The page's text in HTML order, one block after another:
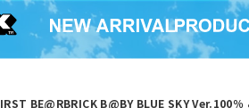
BE@RBRICK B@BY BLUE SKY Ver.100